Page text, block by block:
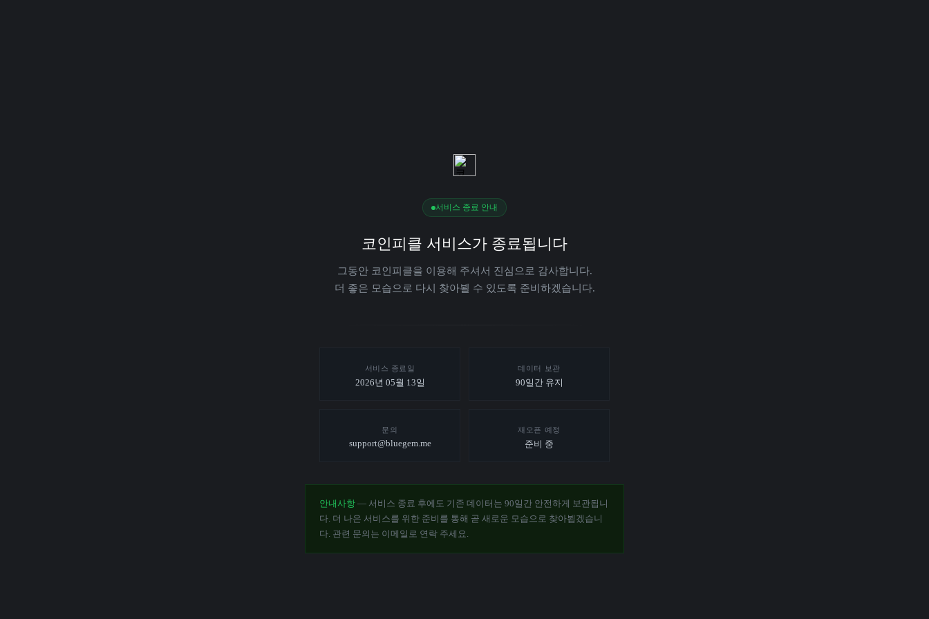
서비스 종료 안내
코인피클 서비스가 종료됩니다
그동안 코인피클을 이용해 주셔서 진심으로 감사합니다.
더 좋은 모습으로 다시 찾아뵐 수 있도록 준비하겠습니다.
서비스 종료일
2026년 05월 13일
데이터 보관
90일간 유지
문의
support@bluegem.me
재오픈 예정
준비 중
안내사항 — 서비스 종료 후에도 기존 데이터는 90일간 안전하게 보관됩니
다. 더 나은 서비스를 위한 준비를 통해 곧 새로운 모습으로 찾아뵙겠습니
다. 관련 문의는 이메일로 연락 주세요.